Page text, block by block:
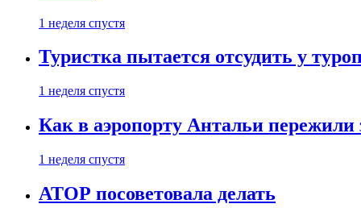
1 неделя спустя
Туристка пытается отсудить у
1 неделя спустя
Как в аэропорту Антальи
1 неделя спустя
АТОР посоветовала делать